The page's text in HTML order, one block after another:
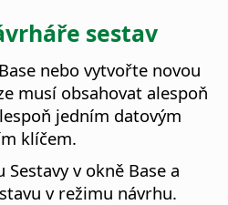
sestav
nebo vytvořte novou
musí obsahovat alespoň
jedním datovým
klíčem.
v okně Base a
v režimu návrhu.